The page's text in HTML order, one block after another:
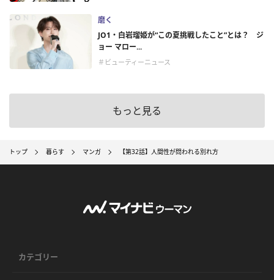
磨く
JO1・白岩瑠姫が“この夏挑戦したこと”とは？ ジ
ョー マロー...
＃ビューティーニュース
もっと見る
トップ 暮らす マンガ 【第32話】人間性が問われる別れ方
カテゴリー